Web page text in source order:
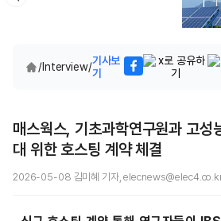
/Interview/기사보
기
매스웍스, 기초과학연구원과 고성
대 위한 호스팅 계약 체결
2026-05-08 김미혜 기자,